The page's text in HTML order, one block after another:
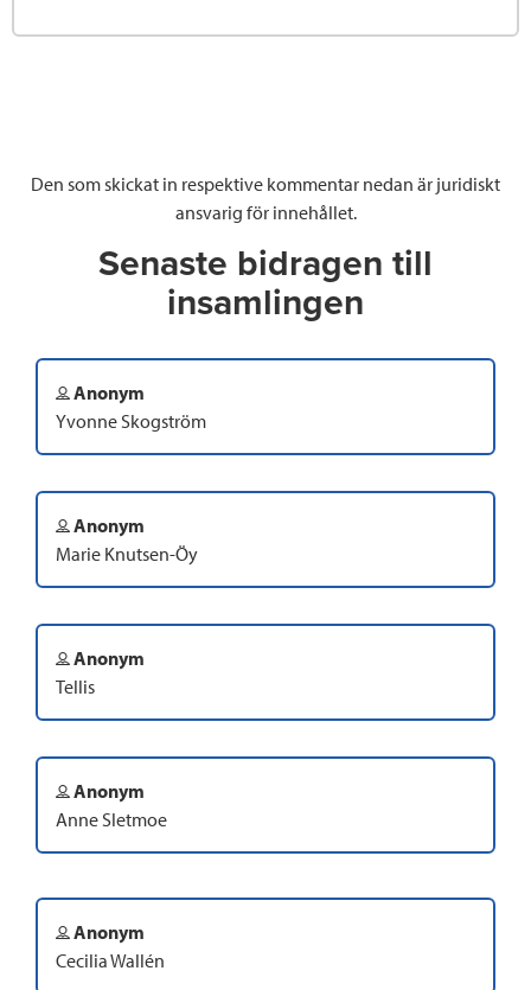
Den som skickat in respektive kommentar nedan är juridiskt
ansvarig för innehållet.
Senaste bidragen till
insamlingen
Anonym
Yvonne Skogström
Anonym
Marie Knutsen-Öy
Anonym
Tellis
Anonym
Anne Sletmoe
Anonym
Cecilia Wallén